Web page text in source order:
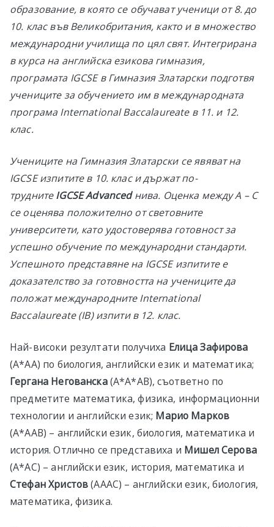
образование, в която се обучават ученици от 8. до
10. клас във Великобритания, както и в множество
международни училища по цял свят. Интегрирана
в курса на английска езикова гимназия,
програмата IGCSE в Гимназия Златарски подготвя
учениците за обучението им в международната
програма International Baccalaureate в 11. и 12.
клас.
Учениците на Гимназия Златарски се явяват на
IGCSE изпитите в 10. клас и държат по-
труднитеIGCSE Advancedнива. Оценка между А – С
се оценява положително отсветовните
университети,като удостоверява готовност за
успешно обучение по международни стандарти.
Успешното представяне на IGCSE изпитите е
доказателство за готовността на учениците да
положат международните International
Baccalaureate (IB) изпити в 12. клас.
Най-високи резултати получиха Елица Зафирова
(A*AA) по биология, английски език и математика;
Гергана Негованска(А*А*АB), съответно по
предметите математика, физика, информационни
технологии и английски език; Марио Марков
(А*ААB) – английски език, биология, математика и
история. Отлично се представиха и Мишел Серова
(A*AC) – английски език, история, математика и
Стефан Христов(AAAC) – английски език, биология,
математика, физика.